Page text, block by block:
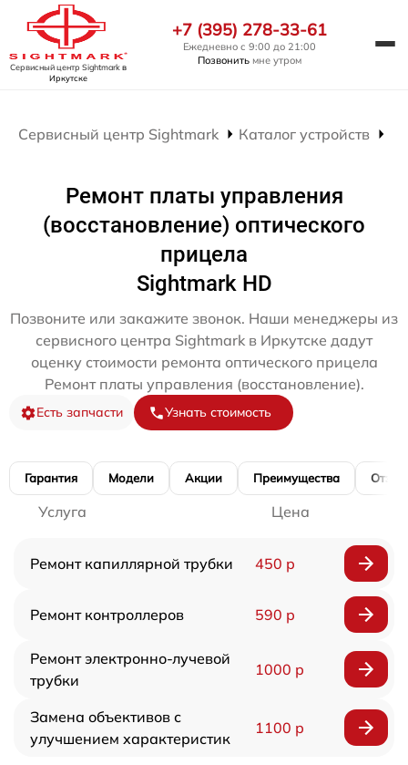
Сервисный центр Sightmarkв
Иркутске
+7 (395) 278-33-61
Ежедневно с 9:00 до 21:00
Позвонить мне утром
Сервисный центр Sightmark Каталог устройств
Ремонт платы управления
(восстановление) оптического
прицела
Sightmark HD
Позвоните или закажите звонок. Наши менеджеры из
сервисного центра Sightmark в Иркутске дадут
оценку стоимости ремонта оптического прицела
Ремонт платы управления (восстановление).
Есть запчасти Узнать стоимость
Гарантия Модели Акции Преимущества
Услуга Цена
Ремонт капиллярной трубки 450 р
Ремонт контроллеров 590 р
Ремонт электронно-лучевой
трубки
1000 р
Замена объективов с
улучшением характеристик
1100 р